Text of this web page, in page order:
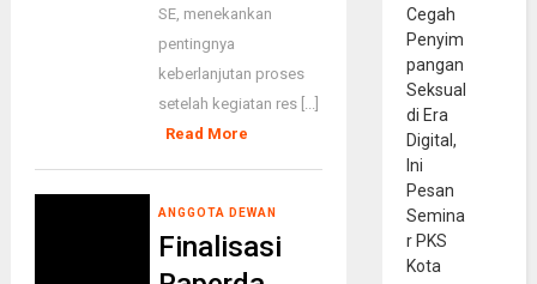
SE, menekankan
pentingnya
keberlanjutan proses
setelah kegiatan res [...]
Read More
ANGGOTA DEWAN
Finalisasi
Cegah
Penyim
pangan
Seksual
di Era
Digital,
Ini
Pesan
Semina
r PKS
Kota